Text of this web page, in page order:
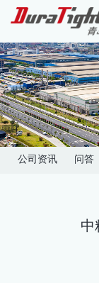
公司资讯 问答